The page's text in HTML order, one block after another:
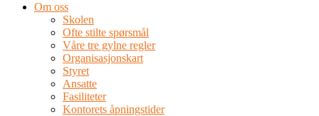
Om oss
Skolen
Ofte stilte spørsmål
Våre tre gylne regler
Organisasjonskart
Styret
Ansatte
Fasiliteter
Kontorets åpningstider